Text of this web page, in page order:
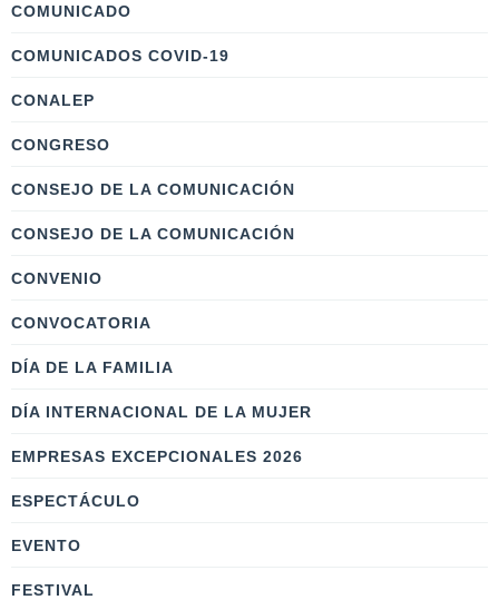
COMUNICADO
COMUNICADOS COVID-19
CONALEP
CONGRESO
CONSEJO DE LA COMUNICACIÓN
CONSEJO DE LA COMUNICACIÓN
CONVENIO
CONVOCATORIA
DÍA DE LA FAMILIA
DÍA INTERNACIONAL DE LA MUJER
EMPRESAS EXCEPCIONALES 2026
ESPECTÁCULO
EVENTO
FESTIVAL